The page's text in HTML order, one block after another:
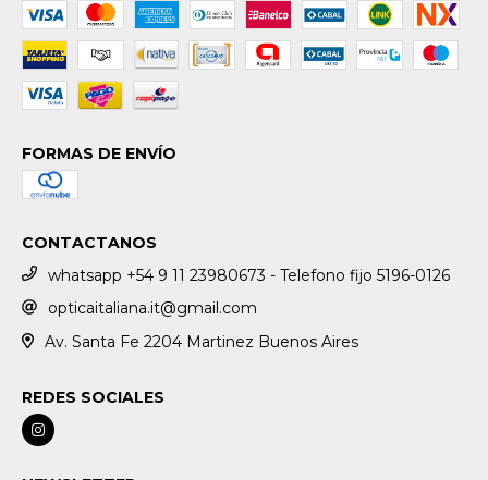
FORMAS DE ENVÍO
CONTACTANOS
whatsapp +54 9 11 23980673 - Telefono fijo 5196-0126
opticaitaliana.it@gmail.com
Av. Santa Fe 2204 Martinez Buenos Aires
REDES SOCIALES